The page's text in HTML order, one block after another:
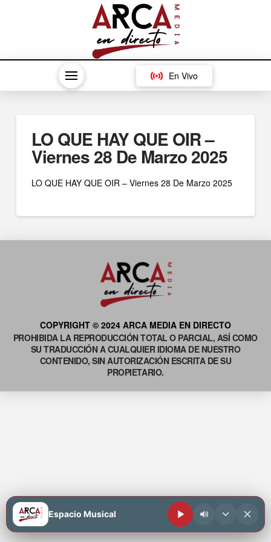
En Vivo
LO QUE HAY QUE OIR –
Viernes 28 De Marzo 2025
LO QUE HAY QUE OIR – Viernes 28 De Marzo 2025
COPYRIGHT © 2024 ARCA MEDIA EN DIRECTO
PROHIBIDA LA REPRODUCCIÓN TOTAL O PARCIAL, ASÍ COMO
SU TRADUCCIÓN A CUALQUIER IDIOMA DE NUESTRO
CONTENIDO, SIN AUTORIZACIÓN ESCRITA DE SU
PROPIETARIO.
Espacio Musical